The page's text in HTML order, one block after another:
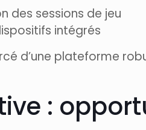
des sessions de jeu
intégrés
d’une plateforme
: